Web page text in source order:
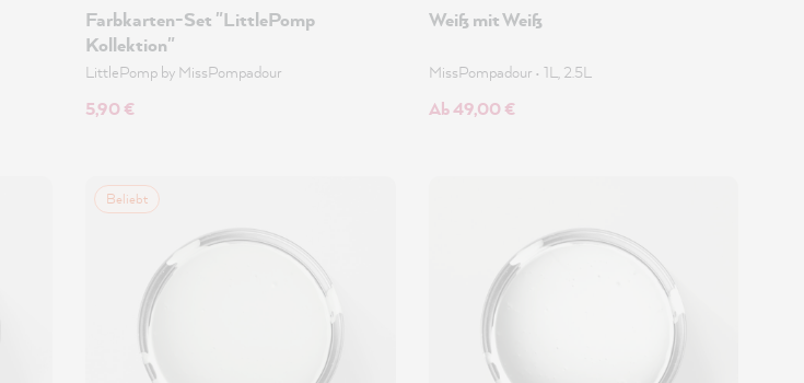
Farbkarten-Set "LittlePomp
Kollektion"
LittlePomp by MissPompadour
5,90 €
Weiß mit Weiß
MissPompadour • 1L, 2.5L
Ab 49,00 €
Beliebt